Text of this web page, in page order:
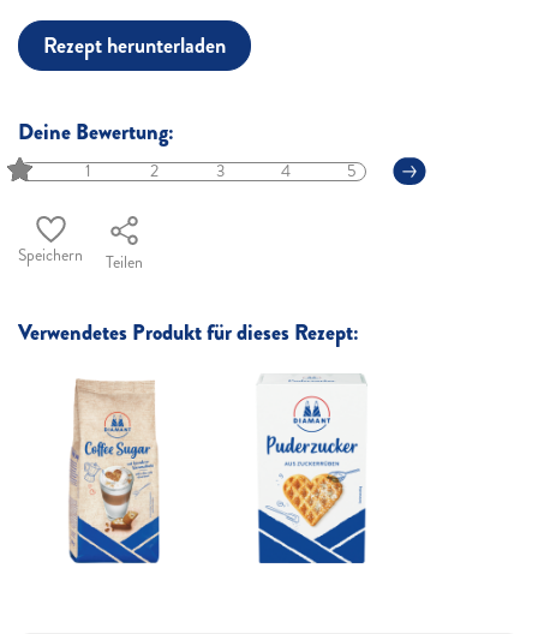
Rezept herunterladen
Deine Bewertung:
1 2 3 4 5
Speichern Teilen
Verwendetes Produkt für dieses Rezept: